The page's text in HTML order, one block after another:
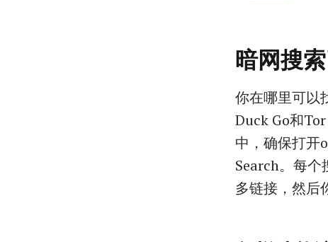
暗网搜
你在哪里可以
Duck Go和
中，确保打开
Search。每
多链接，然后